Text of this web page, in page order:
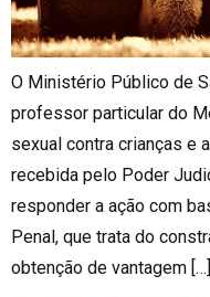
O Ministério Público de
professor particular do
sexual contra crianças e
recebida pelo Poder
responder a ação com
Penal, que trata do
obtenção de vantagem […]